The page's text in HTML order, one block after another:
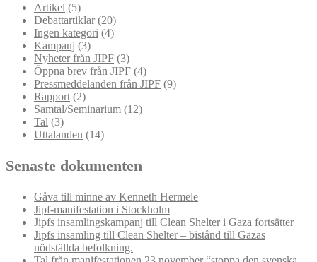
Artikel (5)
Debattartiklar(20)
Ingen kategori (4)
Kampanj (3)
Nyheter från JIPF (3)
Öppna brev från JIPF (4)
Pressmeddelanden från JIPF (9)
Rapport (2)
Samtal/Seminarium (12)
Tal (3)
Uttalanden (14)
Senaste dokumenten
Gåva till minne av Kenneth Hermele
Jipf-manifestation i Stockholm
Jipfs insamlingskampanj till Clean Shelter i Gaza fortsätter
Jipfs insamling till Clean Shelter – bistånd till Gazas
nödställda befolkning.